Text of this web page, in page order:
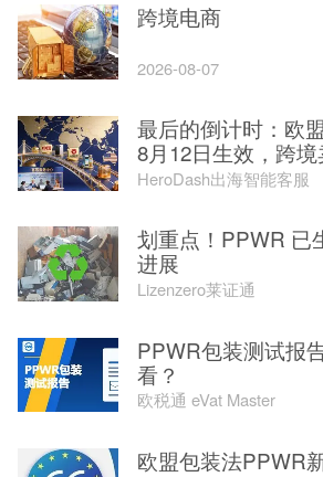
跨境电商
2026-08-07
最后的倒计时：欧
8月12日生效，跨
HeroDash出海智能客服
划重点！PPWR 已
进展
Lizenzero莱证通
PPWR包装测试报
看？
欧税通 eVat Master
欧盟包装法PPWR